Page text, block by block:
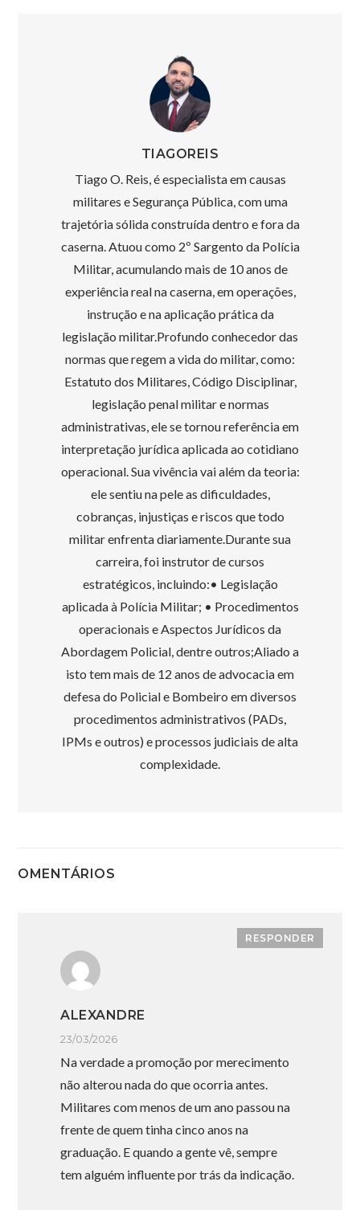
TIAGOREIS
Tiago O. Reis, é especialista em causas
militares e Segurança Pública, com uma
trajetória sólida construída dentro e fora da
caserna. Atuou como 2º Sargento da Polícia
Militar, acumulando mais de 10 anos de
experiência real na caserna, em operações,
instrução e na aplicação prática da
legislação militar.Profundo conhecedor das
normas que regem a vida do militar, como:
Estatuto dos Militares, Código Disciplinar,
legislação penal militar e normas
administrativas, ele se tornou referência em
interpretação jurídica aplicada ao cotidiano
operacional. Sua vivência vai além da teoria:
ele sentiu na pele as dificuldades,
cobranças, injustiças e riscos que todo
militar enfrenta diariamente.Durante sua
carreira, foi instrutor de cursos
estratégicos, incluindo:• Legislação
aplicada à Polícia Militar; • Procedimentos
operacionais e Aspectos Jurídicos da
Abordagem Policial, dentre outros;Aliado a
isto tem mais de 12 anos de advocacia em
defesa do Policial e Bombeiro em diversos
procedimentos administrativos (PADs,
IPMs e outros) e processos judiciais de alta
complexidade.
OMENTÁRIOS
ALEXANDRE
23/03/2026
Na verdade a promoção por merecimento
não alterou nada do que ocorria antes.
Militares com menos de um ano passou na
frente de quem tinha cinco anos na
graduação. E quando a gente vê, sempre
tem alguém influente por trás da indicação.
RESPONDER